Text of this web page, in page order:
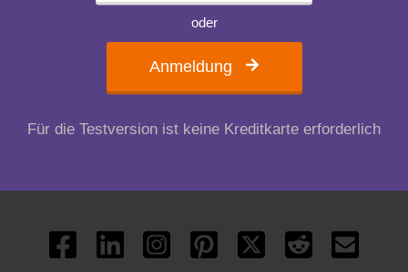
oder
Anmeldung
Für die Testversion ist keine Kreditkarte erforderlich